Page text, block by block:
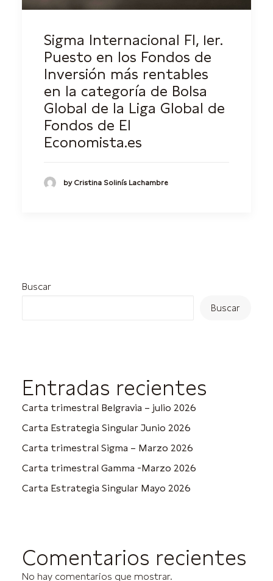
Sigma Internacional FI, 1er.
Puesto en los Fondos de
Inversión más rentables
en la categoría de Bolsa
Global de la Liga Global de
Fondos de El
Economista.es
by Cristina Solinís Lachambre
Buscar
Buscar
Entradas recientes
Carta trimestral Belgravia – julio 2026
Carta Estrategia Singular Junio 2026
Carta trimestral Sigma – Marzo 2026
Carta trimestral Gamma -Marzo 2026
Carta Estrategia Singular Mayo 2026
Comentarios recientes
No hay comentarios que mostrar.